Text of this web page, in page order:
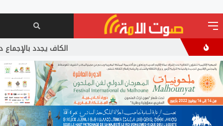
الكاف يجدد بالإجماع دعمه